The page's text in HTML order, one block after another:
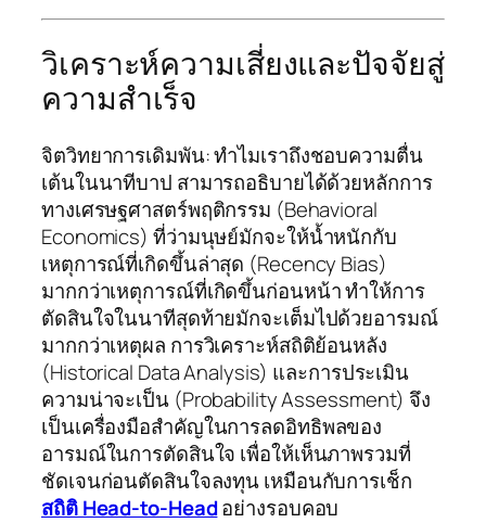
วิเคราะห์ความเสี่ยงและปัจจัยสู่
ความสำเร็จ
จิตวิทยาการเดิมพัน: ทำไมเราถึงชอบความตื่น
เต้นในนาทีบาป สามารถอธิบายได้ด้วยหลักการ
ทางเศรษฐศาสตร์พฤติกรรม (Behavioral
Economics) ที่ว่ามนุษย์มักจะให้น้ำหนักกับ
เหตุการณ์ที่เกิดขึ้นล่าสุด (Recency Bias)
มากกว่าเหตุการณ์ที่เกิดขึ้นก่อนหน้า ทำให้การ
ตัดสินใจในนาทีสุดท้ายมักจะเต็มไปด้วยอารมณ์
มากกว่าเหตุผล การวิเคราะห์สถิติย้อนหลัง
(Historical Data Analysis) และการประเมิน
ความน่าจะเป็น (Probability Assessment) จึง
เป็นเครื่องมือสำคัญในการลดอิทธิพลของ
อารมณ์ในการตัดสินใจ เพื่อให้เห็นภาพรวมที่
ชัดเจนก่อนตัดสินใจลงทุน เหมือนกับการเช็ก
สถิติ Head-to-Headอย่างรอบคอบ